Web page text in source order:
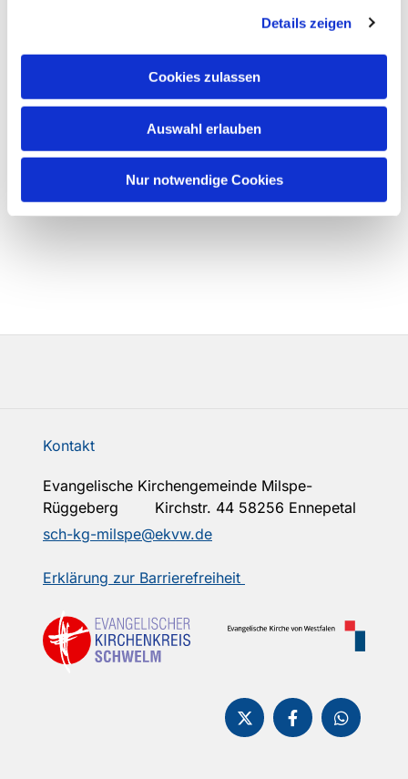
Details zeigen
Cookies zulassen
Auswahl erlauben
Nur notwendige Cookies
Kontakt
Evangelische Kirchengemeinde Milspe-
Rüggeberg Kirchstr. 44 58256 Ennepetal
sch-kg-milspe@ekvw.de
Erklärung zur Barrierefreiheit